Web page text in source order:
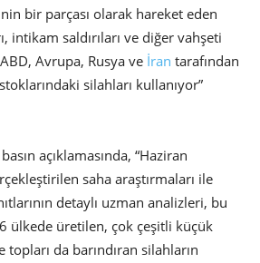
bir parçası olarak hareket eden
intikam saldırıları ve diğer vahşeti
Avrupa, Rusya ve İran tarafından
silahları kullanıyor”
açıklamasında, “Haziran
saha araştırmaları ile
detaylı uzman analizleri, bu
ülkede üretilen, çok çeşitli küçük
da barındıran silahların